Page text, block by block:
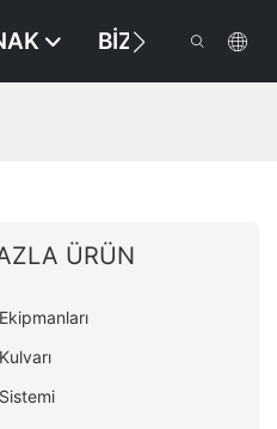
BIZE ULAŞIN
ÜRÜN